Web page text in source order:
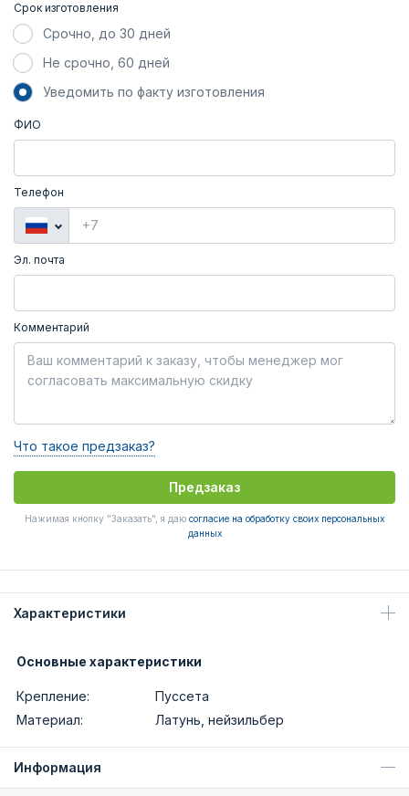
Срок изготовления
Срочно, до 30 дней
Не срочно, 60 дней
Уведомить по факту изготовления
ФИО
Телефон
Эл. почта
Комментарий
Что такое предзаказ?
Предзаказ
Нажимая кнопку "Заказать", я даю согласие на обработку своих персональных
данных
Характеристики
Основные характеристики
Крепление:
Пуссета
Материал:
Латунь, нейзильбер
Информация